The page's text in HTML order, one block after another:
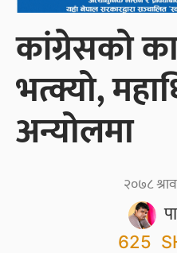
कांग्रेसको
भत्क्यो,
अन्योलमा
२०७८
625